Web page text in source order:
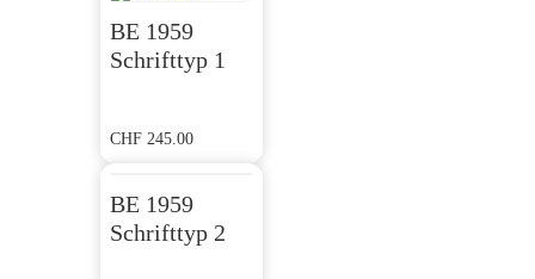
BE 1959
Schrifttyp 1
CHF 245.00
BE 1959
Schrifttyp 2